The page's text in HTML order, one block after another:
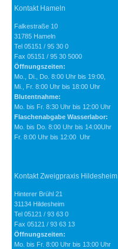
Kontakt Hameln
Falkestraße 10
31785 Hameln
Tel 05151 / 95 30 0
Fax 05151 / 95 30 5000
Öffnungszeiten:
Mo., Di., Do. 8:00 Uhr bis 19:00,
Mi., Fr. 8:00 Uhr bis 18:00 Uhr
Blutentnahme:
Mo. bis Fr. 8:30 Uhr bis 12:00 Uhr
Flaschenabgabe Wasserlabor:
Mo. bis Do. 8:00 Uhr bis 14:00Uhr
Fr. 8:00 Uhr bis 12:00 Uhr
Kontakt Zweigpraxis Hildesheim
Hinterer Brühl 21
31134 Hildesheim
Tel 05121 / 93 63 0
Fax 05121 / 93 63 13
Öffnungszeiten:
Mo. bis Fr. 8:00 Uhr bis 13:00 Uhr